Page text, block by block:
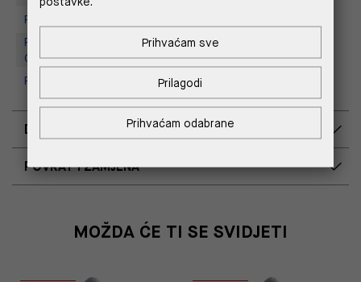
Replay Store, Supernova Zadar
Replay Outlet Store, Designer
Outlet Croatia
Replay Outlet Store, Split
DOSTAVA
POVRAT I ZAMJENA
MOŽDA ĆE TI SE SVIDJETI
Prihvaćam odabrane
Prilagodi
Prihvaćam sve